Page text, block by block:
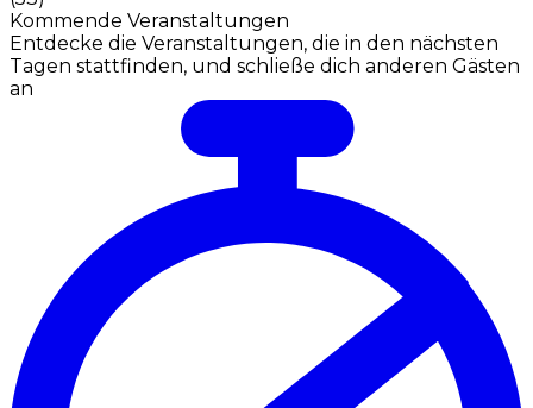
Kommende Veranstaltungen
Entdecke die Veranstaltungen, die in den nächsten
Tagen stattfinden, und schließe dich anderen Gästen
an